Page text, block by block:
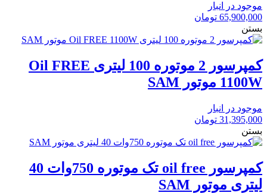
موجود در انبار
65,900,000 تومان
بستن
کمپرسور 2 موتوره 100 لیتری Oil FREE
1100W موتور SAM
موجود در انبار
31,395,000 تومان
بستن
کمپرسور oil free تک موتوره 750وات 40
لیتری موتور SAM